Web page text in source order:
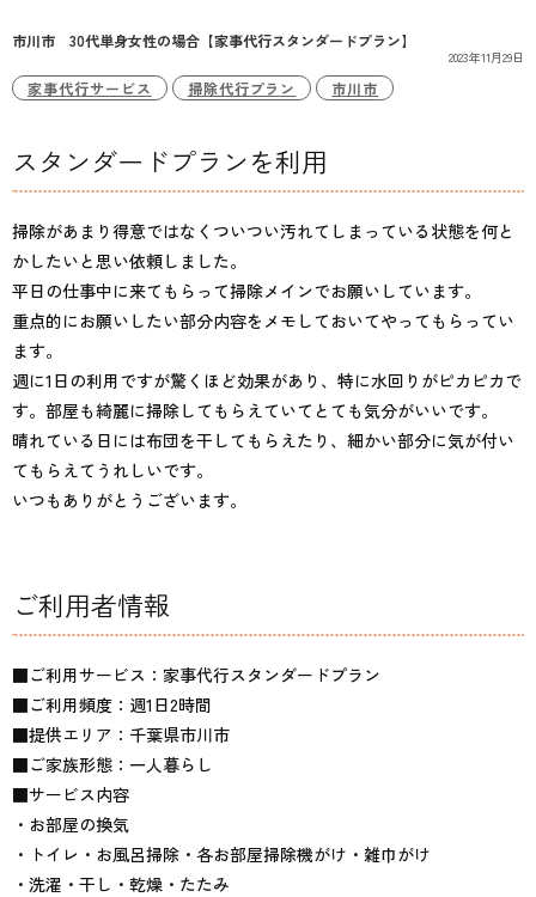
市川市 30代単身女性の場合【家事代行スタンダードプラン】
2023年11月29日
家事代行サービス 掃除代行プラン 市川市
スタンダードプランを利用
掃除があまり得意ではなくついつい汚れてしまっている状態を何と
かしたいと思い依頼しました。
平日の仕事中に来てもらって掃除メインでお願いしています。
重点的にお願いしたい部分内容をメモしておいてやってもらってい
ます。
週に1日の利用ですが驚くほど効果があり、特に水回りがピカピカで
す。部屋も綺麗に掃除してもらえていてとても気分がいいです。
晴れている日には布団を干してもらえたり、細かい部分に気が付い
てもらえてうれしいです。
いつもありがとうございます。
ご利用者情報
■ご利用サービス：家事代行スタンダードプラン
■ご利用頻度：週1日2時間
■提供エリア：千葉県市川市
■ご家族形態：一人暮らし
■サービス内容
・お部屋の換気
・トイレ・お風呂掃除・各お部屋掃除機がけ・雑巾がけ
・洗濯・干し・乾燥・たたみ